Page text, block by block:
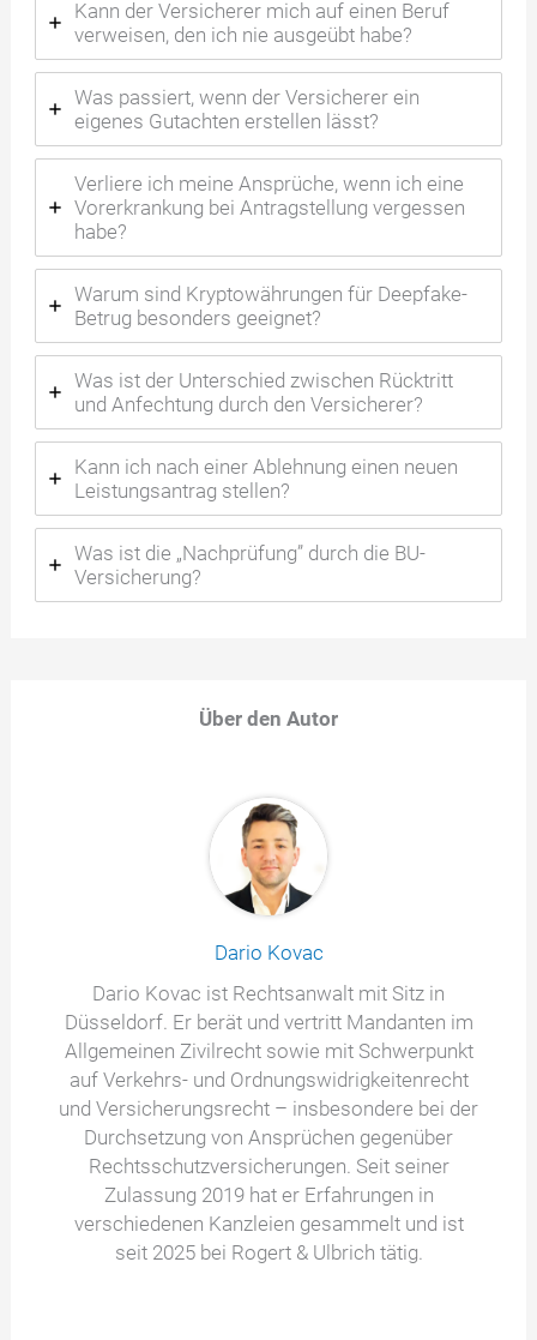
Kann der Versicherer mich auf einen Beruf
verweisen, den ich nie ausgeübt habe?
Was passiert, wenn der Versicherer ein
eigenes Gutachten erstellen lässt?
Verliere ich meine Ansprüche, wenn ich eine
Vorerkrankung bei Antragstellung vergessen
habe?
Warum sind Kryptowährungen für Deepfake-
Betrug besonders geeignet?
Was ist der Unterschied zwischen Rücktritt
und Anfechtung durch den Versicherer?
Kann ich nach einer Ablehnung einen neuen
Leistungsantrag stellen?
Was ist die „Nachprüfung” durch die BU-
Versicherung?
Über den Autor
Dario Kovac
Dario Kovac ist Rechtsanwalt mit Sitz in
Düsseldorf. Er berät und vertritt Mandanten im
Allgemeinen Zivilrecht sowie mit Schwerpunkt
auf Verkehrs- und Ordnungswidrigkeitenrecht
und Versicherungsrecht – insbesondere bei der
Durchsetzung von Ansprüchen gegenüber
Rechtsschutzversicherungen. Seit seiner
Zulassung 2019 hat er Erfahrungen in
verschiedenen Kanzleien gesammelt und ist
seit 2025 bei Rogert & Ulbrich tätig.